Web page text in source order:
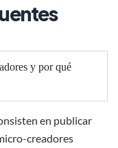
y por qué
en publicar
creadores